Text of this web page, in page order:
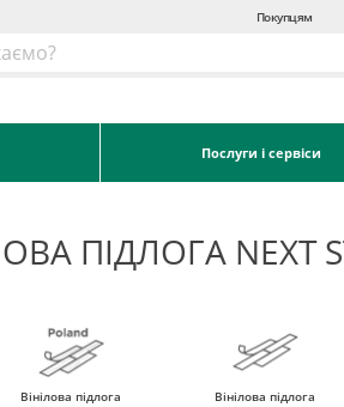
Покупцям
Послуги і сервіси
ПІДЛОГА NEXT
Вінілова підлога
Вінілова підлога